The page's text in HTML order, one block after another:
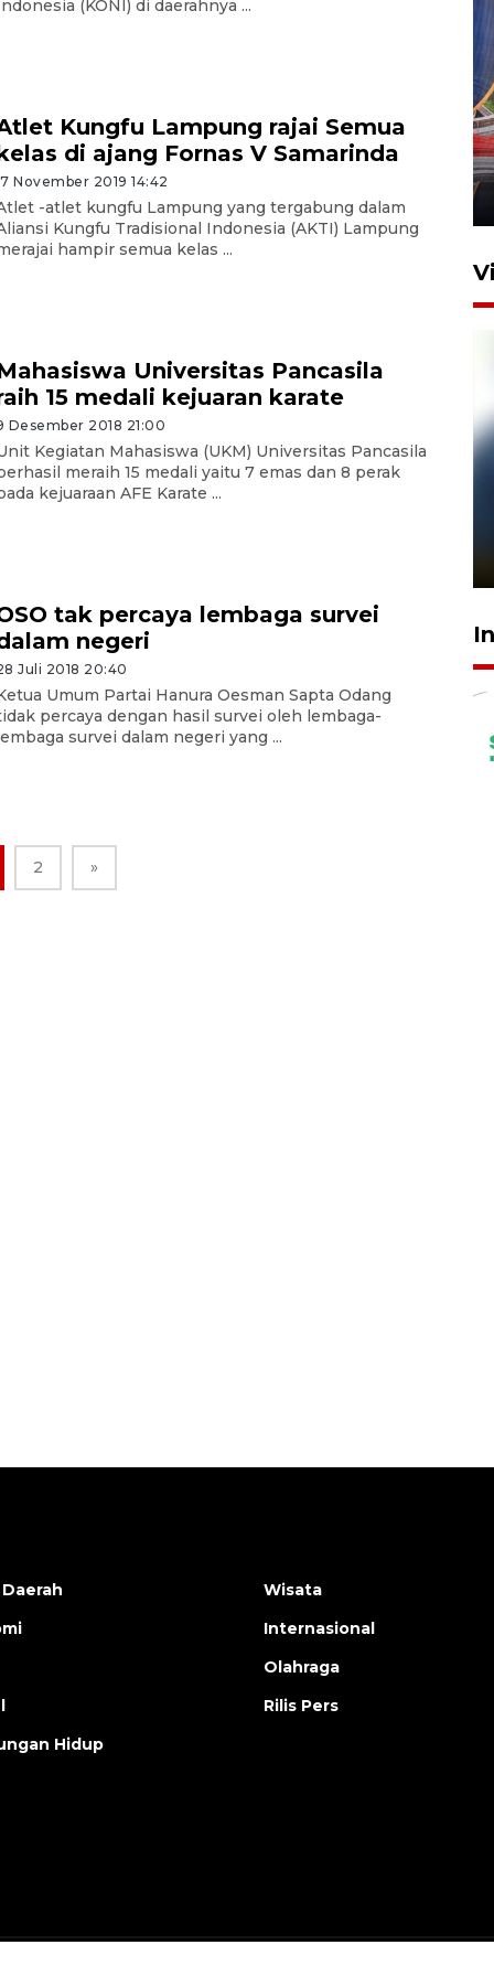
(KONI) di daerahnya ...
Kungfu Lampung rajai Semua
di ajang Fornas V Samarinda
November 2019 14:42
-atlet kungfu Lampung yang tergabung dalam
Kungfu Tradisional Indonesia (AKTI) Lampung
hampir semua kelas ...
Universitas Pancasila
15 medali kejuaran karate
Desember 2018 21:00
Kegiatan Mahasiswa (UKM) Universitas Pancasila
meraih 15 medali yaitu 7 emas dan 8 perak
kejuaraan AFE Karate ...
tak percaya lembaga survei
negeri
Juli 2018 20:40
Umum Partai Hanura Oesman Sapta Odang
percaya dengan hasil survei oleh lembaga-
survei dalam negeri yang ...
2 »
Komisi V DPR tinjau
perlintasan sebidang di
Stasiun Bogor
12 Juni 2026 18:49
Pelanggan Filaha Farm setia
Hidup
Wisata
Internasional
Olahraga
Rilis Pers